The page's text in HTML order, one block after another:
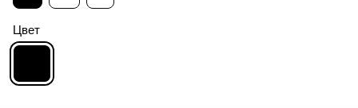
Цвет